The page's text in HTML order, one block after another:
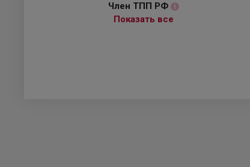
Член ТПП РФ i
Показать все